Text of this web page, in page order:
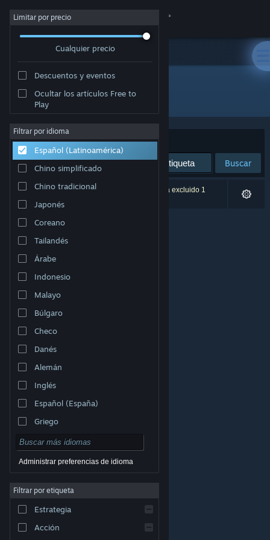
Iniciar sesión
Acerca de
Soporte
Cambiar idioma
Obtener la aplicación de Steam Mobile
Ver versión clásica
© Valve Corporation. Todos los derechos reservados.
Todas las marcas registradas pertenecen a sus
de Privacidad|Información legal
Acuerdo de Suscriptor a Steam
Cookies
Limitar por precio
Cualquier precio
Descuentos y eventos
Ocultar los artículos Free to
Play
Filtrar por idioma
Español (Latinoamérica)
Chino simplificado
Chino tradicional
Japonés
Coreano
Tailandés
Árabe
Indonesio
Malayo
Búlgaro
Checo
Danés
Alemán
Inglés
Español (España)
Griego
Administrar preferencias de idioma
Filtrar por etiqueta
Estrategia
Acción
Desarrollador: Owl Path Studios
Ordenar por Relevancia
Buscar
0 resultado(s) coinciden con la búsqueda. Se ha excluido 1
título según tus preferencias.